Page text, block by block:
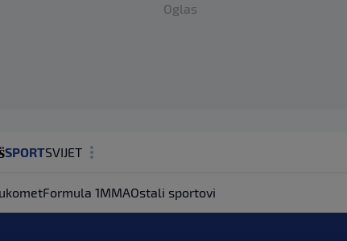
Oglas
SPORTSVIJET
ZDRAVLJE
Formula 1MMAOstali sportovi